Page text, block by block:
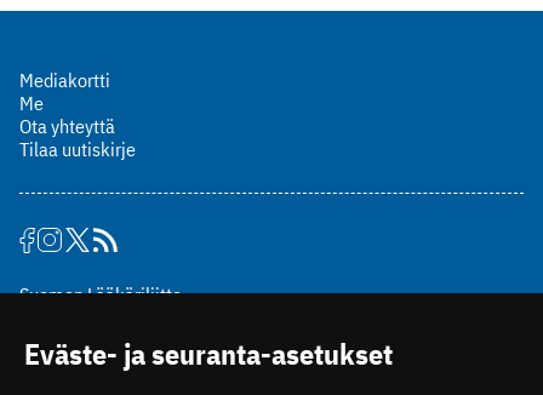
Mediakortti
Me
Ota yhteyttä
Tilaa uutiskirje
Suomen Lääkäriliitto
00510 Helsinki
puh. (09) 393 091
Eväste- ja seuranta-asetukset